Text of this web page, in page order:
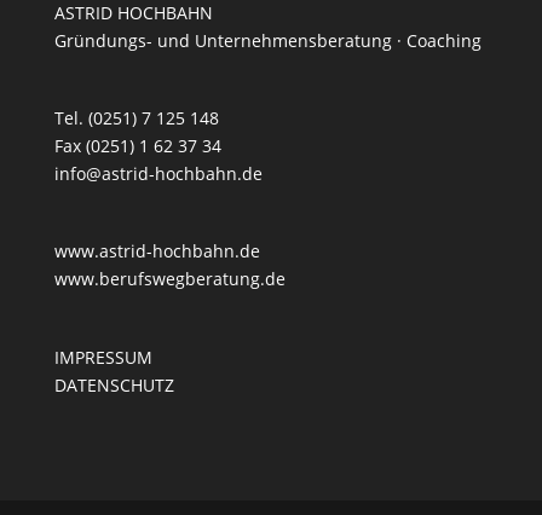
ASTRID HOCHBAHN
Gründungs- und Unternehmensberatung · Coaching
Tel. (0251) 7 125 148
Fax (0251) 1 62 37 34
info@astrid-hochbahn.de
www.astrid-hochbahn.de
www.berufswegberatung.de
IMPRESSUM
DATENSCHUTZ